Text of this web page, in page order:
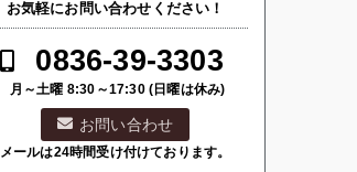
お気軽にお問い合わせください！
0836-39-3303
月～土曜 8:30～17:30 (日曜は休み)
お問い合わせ
メールは24時間受け付けております。